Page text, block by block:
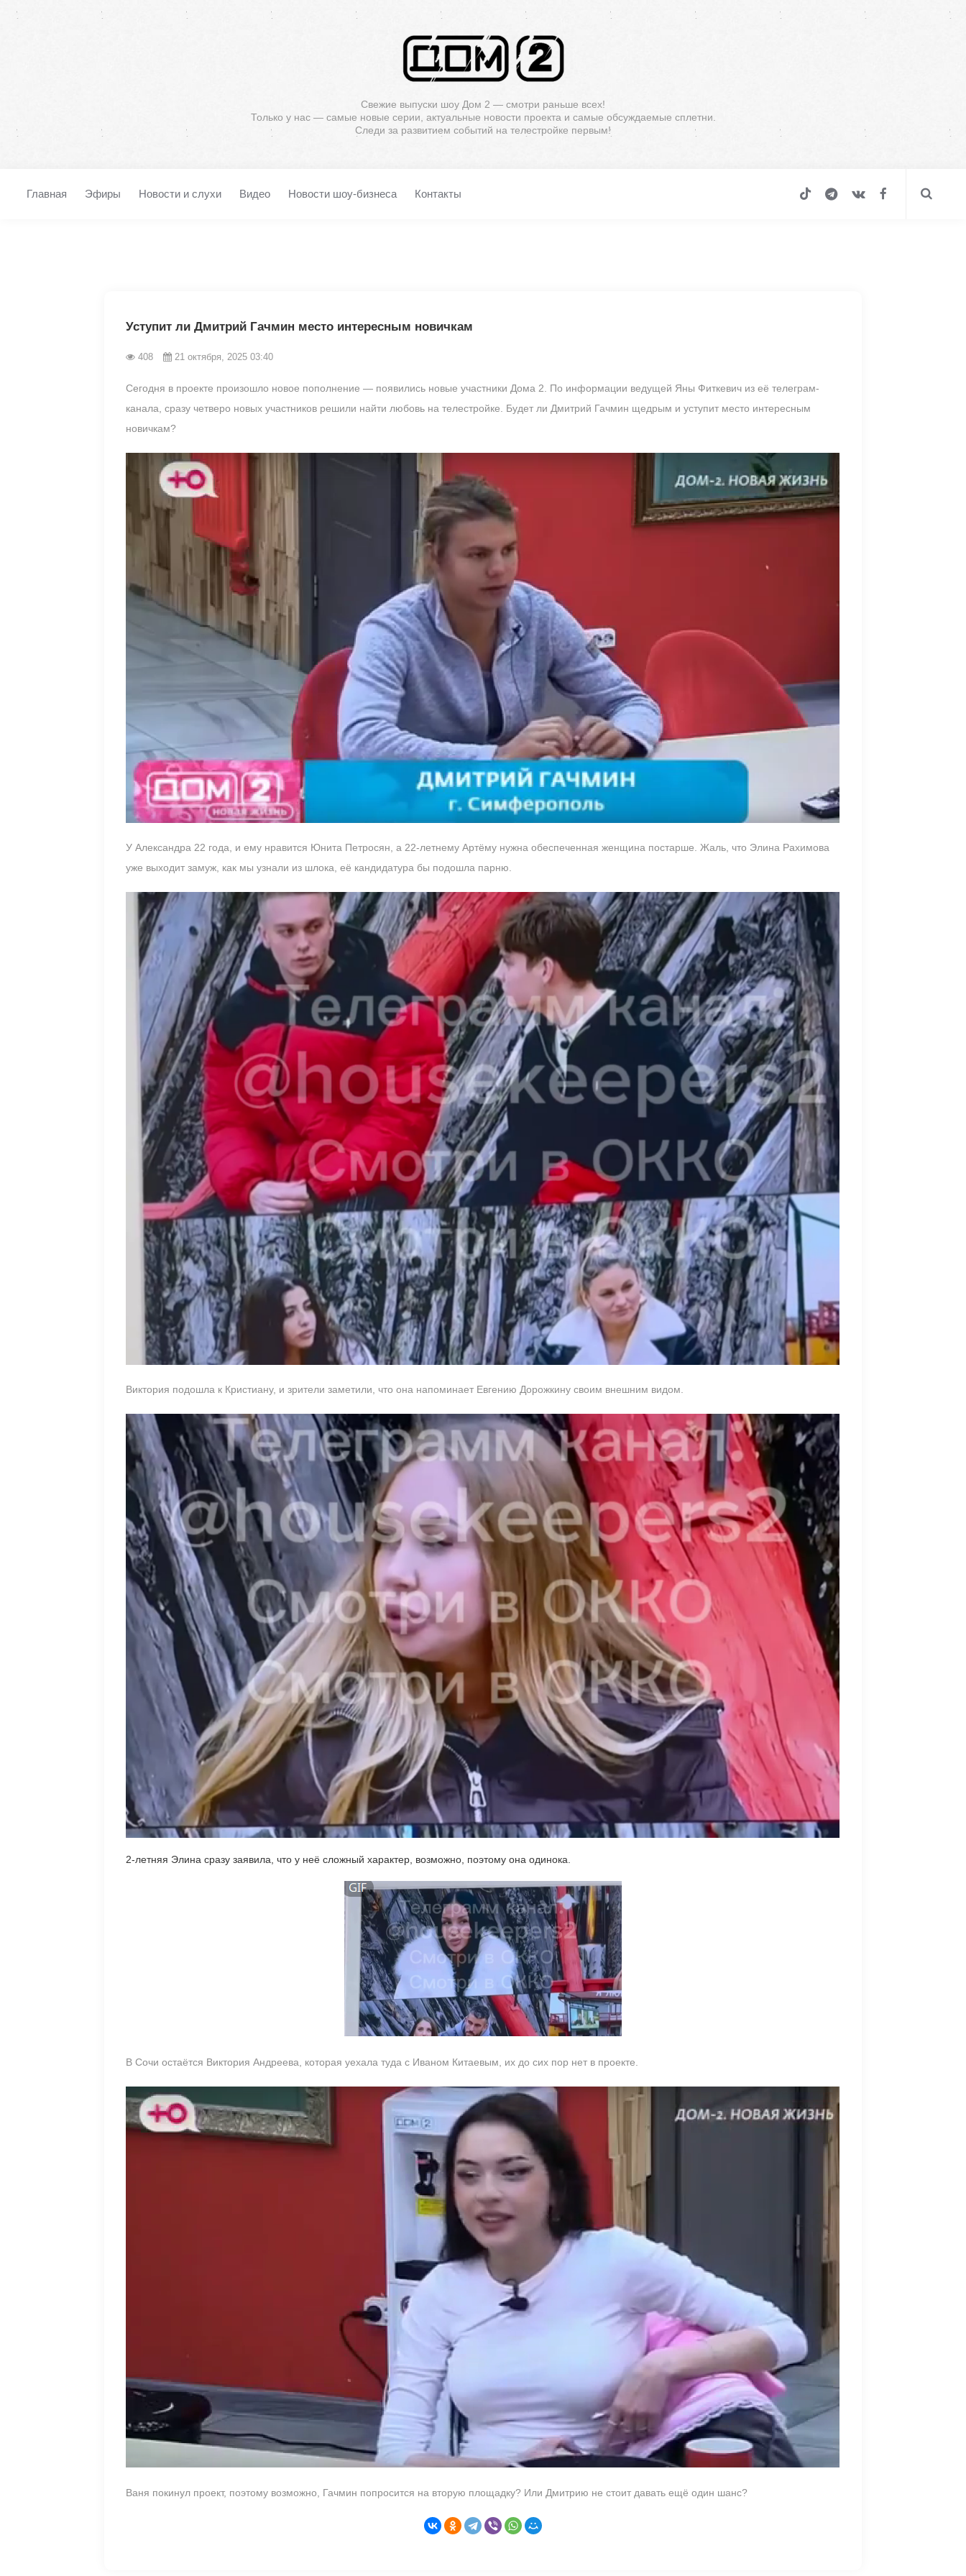
Свежие выпуски шоу Дом 2 — смотри раньше всех!
Только у нас — самые новые серии, актуальные новости проекта и самые обсуждаемые сплетни.
Следи за развитием событий на телестройке первым!
Главная Эфиры Новости и слухи Видео Новости шоу-бизнеса Контакты
Уступит ли Дмитрий Гачмин место интересным новичкам
408 21 октября, 2025 03:40
Сегодня в проекте произошло новое пополнение — появились новые участники Дома 2. По информации ведущей Яны Фиткевич из её телеграм-
канала, сразу четверо новых участников решили найти любовь на телестройке. Будет ли Дмитрий Гачмин щедрым и уступит место интересным
новичкам?
У Александра 22 года, и ему нравится Юнита Петросян, а 22-летнему Артёму нужна обеспеченная женщина постарше. Жаль, что Элина Рахимова
уже выходит замуж, как мы узнали из шлока, её кандидатура бы подошла парню.
Виктория подошла к Кристиану, и зрители заметили, что она напоминает Евгению Дорожкину своим внешним видом.
2-летняя Элина сразу заявила, что у неё сложный характер, возможно, поэтому она одинока.
В Сочи остаётся Виктория Андреева, которая уехала туда с Иваном Китаевым, их до сих пор нет в проекте.
Ваня покинул проект, поэтому возможно, Гачмин попросится на вторую площадку? Или Дмитрию не стоит давать ещё один шанс?